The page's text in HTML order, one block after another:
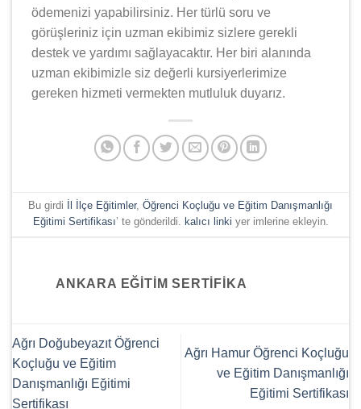
ödemenizi yapabilirsiniz. Her türlü soru ve
görüşleriniz için uzman ekibimiz sizlere gerekli
destek ve yardımı sağlayacaktır. Her biri alanında
uzman ekibimizle siz değerli kursiyerlerimize
gereken hizmeti vermekten mutluluk duyarız.
Bu girdi İl İlçe Eğitimler, Öğrenci Koçluğu ve Eğitim Danışmanlığı
Eğitimi Sertifikası’ te gönderildi. kalıcı linki yer imlerine ekleyin.
ANKARA EĞITIM SERTIFIKA
Ağrı Doğubeyazıt Öğrenci
Koçluğu ve Eğitim
Danışmanlığı Eğitimi
Sertifikası
Ağrı Hamur Öğrenci Koçluğu
ve Eğitim Danışmanlığı
Eğitimi Sertifikası